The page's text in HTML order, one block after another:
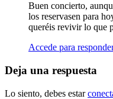
Buen concierto,
los reservasen para
queréis revivir lo que
Accede para
Deja una respuesta
Lo siento, debes estar